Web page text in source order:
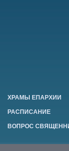
ХРАМЫ ЕПАРХИИ
РАСПИСАНИЕ
ВОПРОС